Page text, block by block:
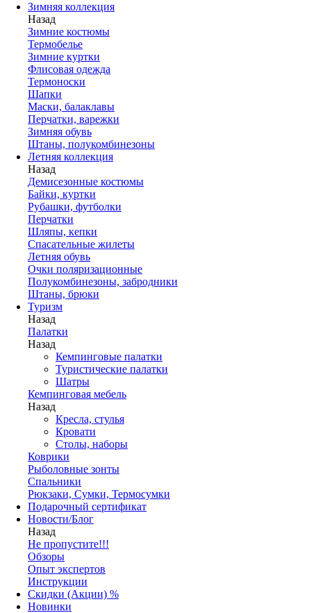
Зимняя коллекция
Назад
Зимние костюмы
Термобелье
Зимние куртки
Флисовая одежда
Термоноски
Шапки
Маски, балаклавы
Перчатки, варежки
Зимняя обувь
Штаны, полукомбинезоны
Летняя коллекция
Назад
Демисезонные костюмы
Байки, куртки
Рубашки, футболки
Перчатки
Шляпы, кепки
Спасательные жилеты
Летняя обувь
Очки поляризационные
Полукомбинезоны, забродники
Штаны, брюки
Туризм
Назад
Палатки
Назад
Кемпинговые палатки
Туристические палатки
Шатры
Кемпинговая мебель
Назад
Кресла, стулья
Кровати
Столы, наборы
Коврики
Рыболовные зонты
Спальники
Рюкзаки, Сумки, Термосумки
Подарочный сертификат
Новости/Блог
Назад
Не пропустите!!!
Обзоры
Опыт экспертов
Инструкции
Скидки (Акции) %
Новинки